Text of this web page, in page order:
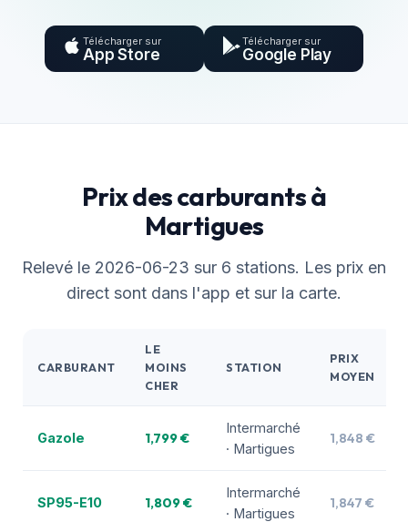
Télécharger sur
App Store
Télécharger sur
Google Play
Prix des carburants à
Martigues
Relevé le 2026-06-23 sur 6 stations. Les prix en
direct sont dans l'app et sur la carte.
CARBURANT
LE
MOINS
CHER
STATION
PRIX
MOYEN
Gazole 1,799 €
Intermarché
· Martigues
1,848 €
SP95-E10 1,809 €
Intermarché
· Martigues
1,847 €